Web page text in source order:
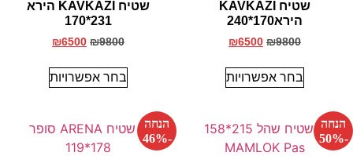
שטיח KAVKAZI
הירא170*240
₪9800
₪6500
בחר אפשרויות
שטיח KAVKAZI הירא
231*170
₪9800
₪6500
בחר אפשרויות
הנחה
-50%
הנחה
-46%